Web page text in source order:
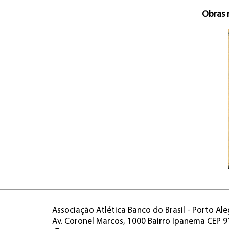
Obras
Associação Atlética Banco do Brasil - Porto
Av. Coronel Marcos, 1000 Bairro Ipanema CEP